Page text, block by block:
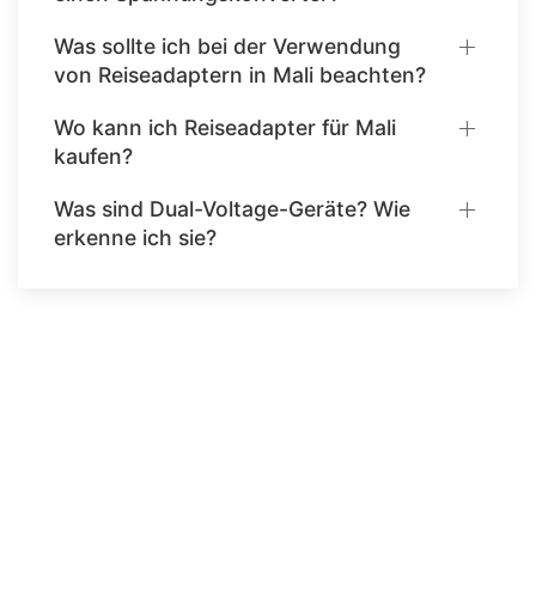
Was sollte ich bei der Verwendung
von Reiseadaptern in Mali beachten?
Wo kann ich Reiseadapter für Mali
kaufen?
Was sind Dual-Voltage-Geräte? Wie
erkenne ich sie?